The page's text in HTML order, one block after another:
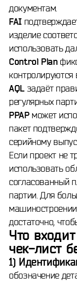
документам.
FAI
изделие
использовать
Control Plan
контролируются
AQLзадаёт
регулярных
PPAPможет
пакет
серийному
Если проект не
использовать
согласованный
партии. Для
достаточно,
Что
чек-лист
1)
обозначение